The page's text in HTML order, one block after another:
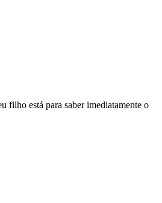
filho está para saber imediatamente o